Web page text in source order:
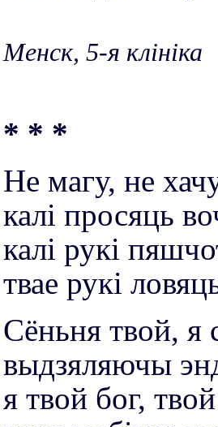
Менск, 5-я клініка
* * *
Не магу, не
калі просяць
калі рукі
твае рукі
Сёньня твой, я
выдзяляючы
я твой бог,